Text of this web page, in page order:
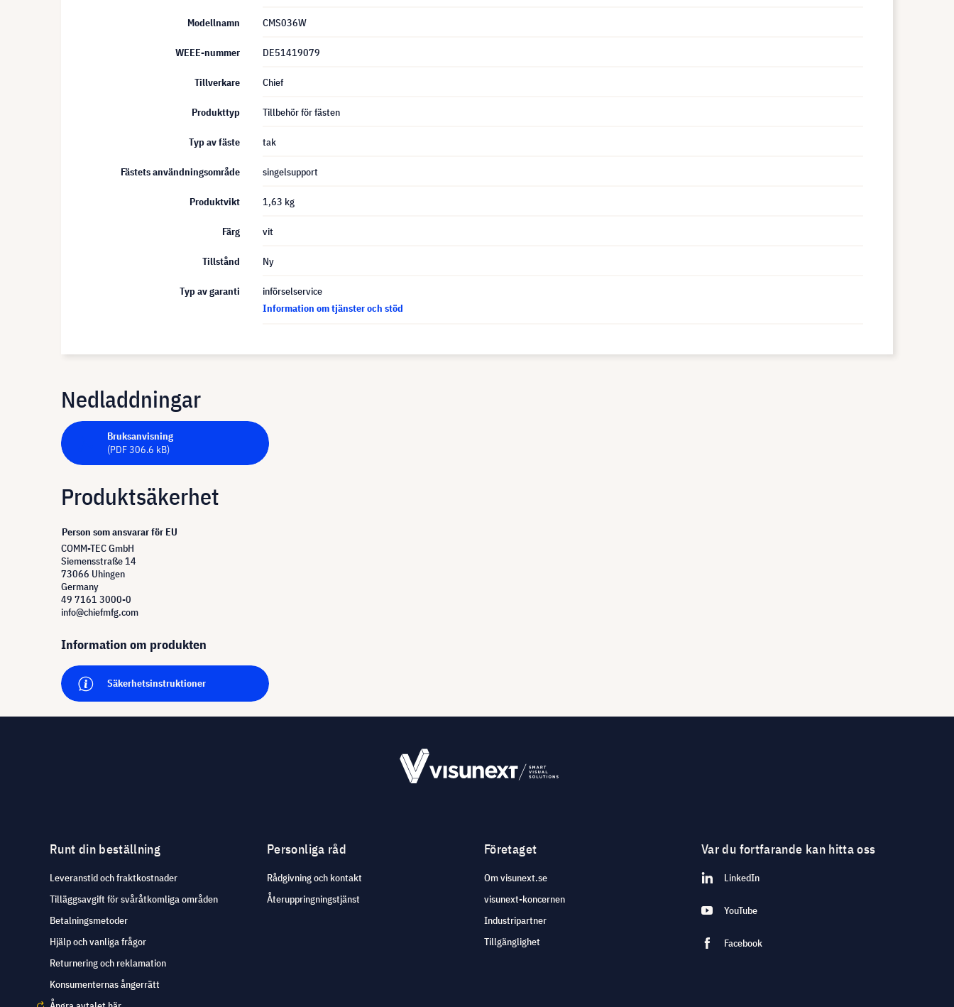
Modellnamn CMS036W
WEEE-nummer DE51419079
Tillverkare Chief
Produkttyp Tillbehör för fästen
Typ av fäste tak
Fästets användningsområde singelsupport
Produktvikt 1,63 kg
Färg vit
Tillstånd Ny
Typ av garanti
införselservice
Information om tjänster och stöd
Nedladdningar
Bruksanvisning
(PDF 306.6 kB)
Produktsäkerhet
Person som ansvarar för EU
COMM-TEC GmbH
Siemensstraße 14
73066 Uhingen
Germany
49 7161 3000-0
info@chiefmfg.com
Information om produkten
Säkerhetsinstruktioner
Runt din beställning
Leveranstid och fraktkostnader
Tilläggsavgift för svåråtkomliga områden
Betalningsmetoder
Hjälp och vanliga frågor
Returnering och reklamation
Konsumenternas ångerrätt
Personliga råd
Rådgivning och kontakt
Återuppringningstjänst
Företaget
Om visunext.se
visunext-koncernen
Industripartner
Tillgänglighet
Var du fortfarande kan hitta oss
LinkedIn
YouTube
Facebook